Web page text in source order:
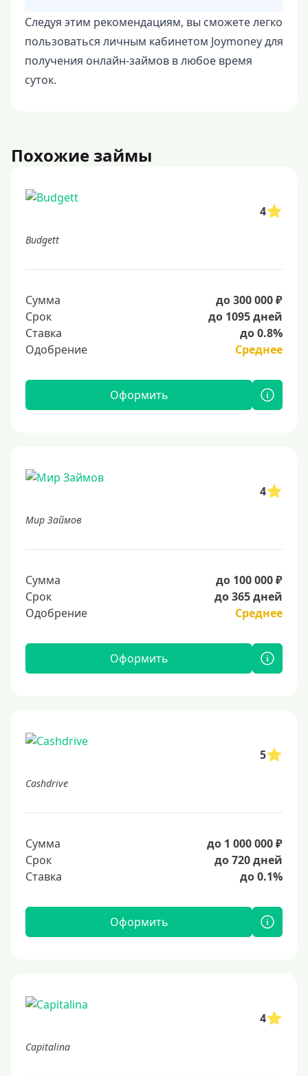
Следуя этим рекомендациям, вы сможете легко
пользоваться личным кабинетом Joymoney для
получения онлайн-займов в любое время
суток.
Похожие займы
4
Budgett
Сумма
до 300 000 ₽
Срок
до 1095 дней
Ставка
до 0.8%
Одобрение
Среднее
Оформить
4
Мир Займов
Сумма
до 100 000 ₽
Срок
до 365 дней
Одобрение
Среднее
Оформить
5
Cashdrive
Сумма
до 1 000 000 ₽
Срок
до 720 дней
Ставка
до 0.1%
Оформить
4
Capitalina